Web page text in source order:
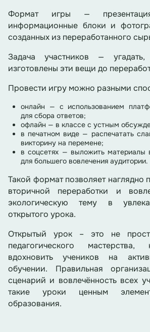
Формат игры —
информационные блоки и
созданных из переработанного
Задача участников —
изготовлены эти вещи до
Провести игру можно разными
онлайн — с использованием
для сбора ответов;
офлайн — в классе с устным
в печатном виде — распечатать
викторину на перемене;
в соцсетях — выложить материалы
для большего вовлечения аудитории.
Такой формат позволяет наглядно
вторичной переработки и
экологическую тему в
открытого урока.
Открытый урок – это не
педагогического
вдохновить учеников на
обучении. Правильная
сценарий и вовлечённость всех
такие уроки ценным
образования.